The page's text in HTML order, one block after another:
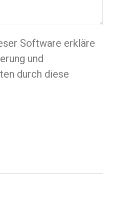
Software erkläre
und
durch diese